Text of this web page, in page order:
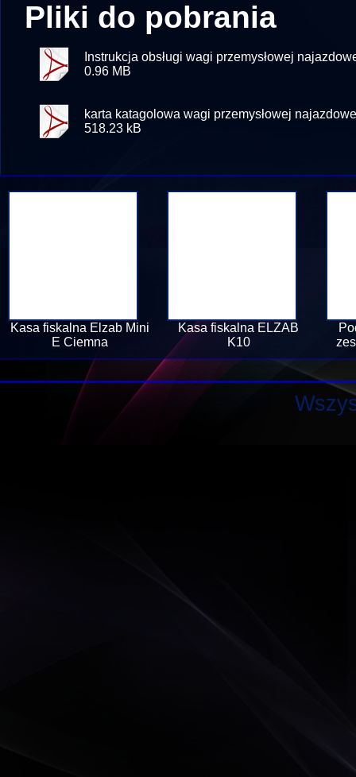
Pliki do pobrania
Instrukcja obsługi wagi przemysłowej
0.96 MB
karta katagolowa wagi przemysłowej
518.23 kB
Kasa fiskalna Elzab Mini
E Ciemna
Kasa fiskalna ELZAB
K10